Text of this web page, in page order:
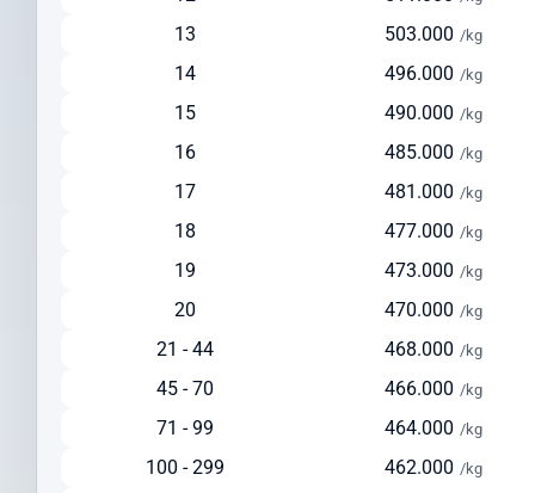
Solusi seimbang antara kecepatan dan biaya
Tersedia layanan pickup dari alamat pengirim
Pengiriman via Laut
Estimasi waktu pengiriman: 30-45 hari
Pilihan ekonomis untuk pengiriman dalam jumlah besar
Solusi hemat untuk pengiriman yang tidak terlalu mendesak
Cek Ongkir ke Burkina Faso Dengan Mudah
mempersiapkan anggaran pengiriman Anda. Intrasia.id
menyediakan kalkulator tarif yang akurat dan transparan pada
Faktor yang memengaruhi biaya pengiriman ke Burkina Faso
13 503.000 /kg
14 496.000 /kg
15 490.000 /kg
16 485.000 /kg
17 481.000 /kg
18 477.000 /kg
19 473.000 /kg
20 470.000 /kg
21 - 44 468.000 /kg
45 - 70 466.000 /kg
71 - 99 464.000 /kg
100 - 299 462.000 /kg